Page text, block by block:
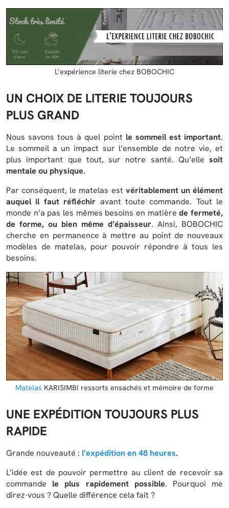
L’expérience literie chez BOBOCHIC
UN CHOIX DE LITERIE TOUJOURS
PLUS GRAND
Nous savons tous à quel point le sommeil est important.
Le sommeil a un impact sur l’ensemble de notre vie, et
plus important que tout, sur notre santé. Qu’elle soit
mentale ou physique.
Par conséquent, le matelas est véritablement un élément
auquel il faut réfléchir avant toute commande. Tout le
monde n’a pas les mêmes besoins en matière de fermeté,
de forme, ou bien même d’épaisseur. Ainsi, BOBOCHIC
cherche en permanence à mettre au point de nouveaux
modèles de matelas, pour pouvoir répondre à tous les
besoins.
Matelas KARISIMBI ressorts ensachés et mémoire de forme
UNE EXPÉDITION TOUJOURS PLUS
RAPIDE
Grande nouveauté : l’expédition en 48 heures.
L’idée est de pouvoir permettre au client de recevoir sa
commande le plus rapidement possible. Pourquoi me
direz-vous ? Quelle différence cela fait ?